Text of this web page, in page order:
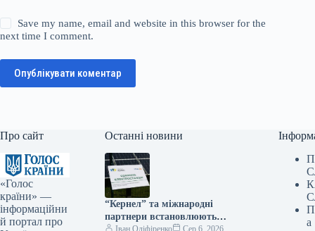
Save my name, email and website in this browser for the
next time I comment.
Опублікувати коментар
Про сайт
«Голос
країни» —
інформаційни
й портал про
Останні новини
“Кернел” та міжнародні
партнери встановлюють
Іван Оліфіренко Сер 6, 2026
а